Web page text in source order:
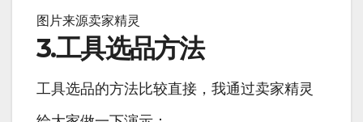
图片来源卖家精灵
3.工具选品方法
工具选品的方法比较直接，我通过卖家精灵